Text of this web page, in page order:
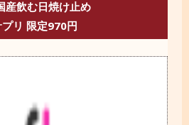
産飲む日焼け止め
リ 限定970円